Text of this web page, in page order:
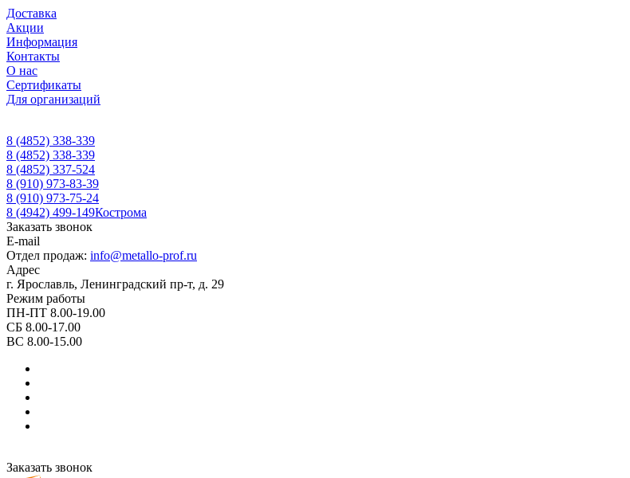
Доставка
Акции
Информация
Контакты
О нас
Сертификаты
Для организаций
8 (4852) 338-339
8 (4852) 338-339
8 (4852) 337-524
8 (910) 973-83-39
8 (910) 973-75-24
8 (4942) 499-149Кострома
Заказать звонок
E-mail
Отдел продаж: info@metallo-prof.ru
Адрес
г. Ярославль, Ленинградский пр-т, д. 29
Режим работы
ПН-ПТ 8.00-19.00
СБ 8.00-17.00
ВС 8.00-15.00
Заказать звонок